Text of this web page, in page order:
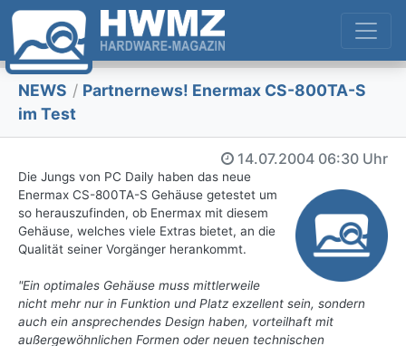
NEWS / Partnernews! Enermax CS-800TA-S
im Test
14.07.2004 06:30 Uhr
Die Jungs von PC Daily haben das neue
Enermax CS-800TA-S Gehäuse getestet um
so herauszufinden, ob Enermax mit diesem
Gehäuse, welches viele Extras bietet, an die
Qualität seiner Vorgänger herankommt.
"Ein optimales Gehäuse muss mittlerweile
nicht mehr nur in Funktion und Platz exzellent sein, sondern
auch ein ansprechendes Design haben, vorteilhaft mit
außergewöhnlichen Formen oder neuen technischen